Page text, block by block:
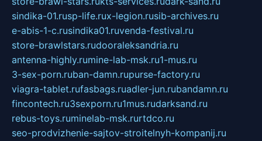
sindika-01.rusp-life.rux-legion.rusib-archives.ru
e-abis-1-c.rusindika01.ruvenda-festival.ru
store-brawlstars.rudooraleksandria.ru
antenna-highly.rumine-lab-msk.ru1-mus.ru
3-sex-porn.ruban-damn.rupurse-factory.ru
viagra-tablet.rufasbags.ruadler-jun.rubandamn.ru
fincontech.ru3sexporn.ru1mus.rudarksand.ru
rebus-toys.ruminelab-msk.rurtdco.ru
seo-prodvizhenie-sajtov-stroitelnyh-kompanij.ru